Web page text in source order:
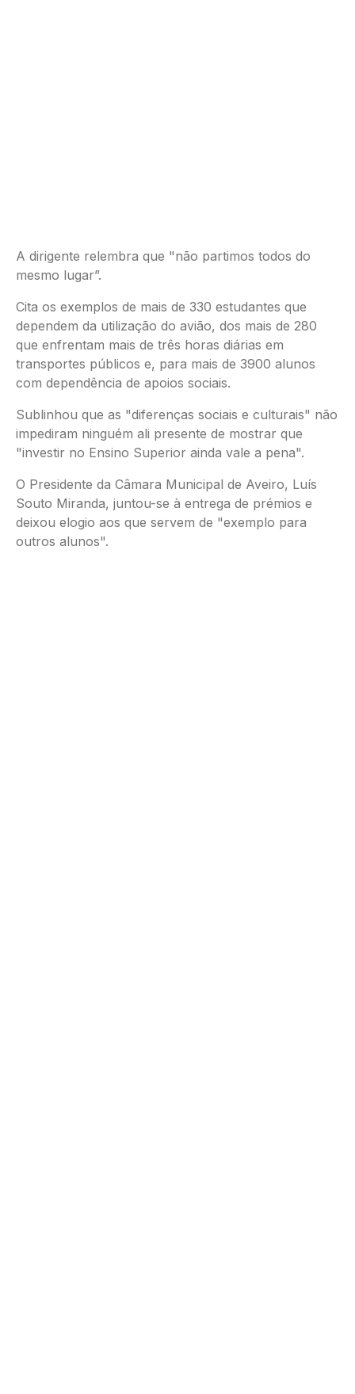
A dirigente relembra que "não partimos todos do
mesmo lugar”.
Cita os exemplos de mais de 330 estudantes que
dependem da utilização do avião, dos mais de 280
que enfrentam mais de três horas diárias em
transportes públicos e, para mais de 3900 alunos
com dependência de apoios sociais.
Sublinhou que as "diferenças sociais e culturais" não
impediram ninguém ali presente de mostrar que
"investir no Ensino Superior ainda vale a pena".
O Presidente da Câmara Municipal de Aveiro, Luís
Souto Miranda, juntou-se à entrega de prémios e
deixou elogio aos que servem de "exemplo para
outros alunos".